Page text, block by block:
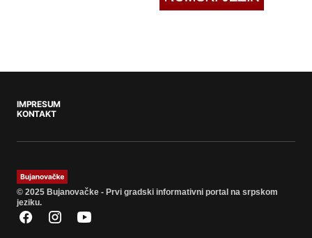
IMPRESUM
KONTAKT
© 2025 Bujanovačke - Prvi gradski informativni portal na srpskom
jeziku.